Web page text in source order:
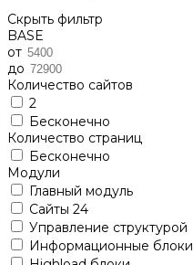
Скрыть фильтр
BASE
от
до
Количество сайтов
2
Бесконечно
Количество страниц
Бесконечно
Модули
Главный модуль
Сайты 24
Управление структурой
Информационные блоки